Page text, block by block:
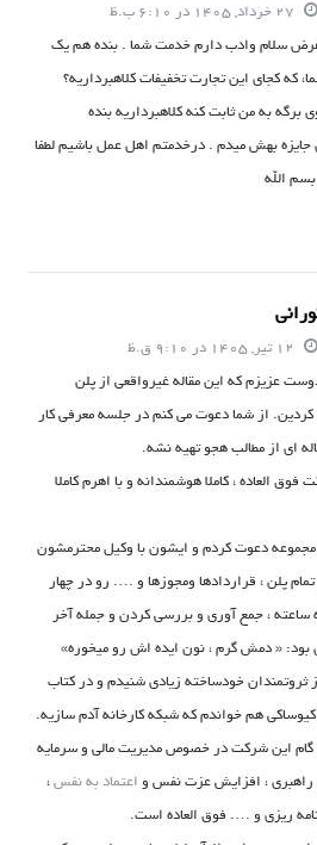
سلام وادب دارم خدمت شما . بنده هم یک
که کجای این تجارت تخفیفات کلاهبرداریه؟
به من ثابت کنه کلاهبرداریه بنده
جایزه بهش میدم . درخدمتم اهل عمل باشیم لطفا
الله
عزیزم که این مقاله غیرواقعی از پلن
کردین. از شما دعوت می کنم در جلسه معرفی کار
ای از مطالب هجو تهیه نشه.
العاده ، کاملا هوشمندانه و با اهرم کاملا
دعوت کردم و ایشون با وکیل محترمشون
پلن ، قراردادها ومجوزها و …. رو در چهار
، جمع آوری و بررسی کردن و جمله آخر
بود: « دمش گرم ، نون ایده اش رو میخوره»
ثروتمندان خودساخته زیادی شنیدم و در کتاب
هم خواندم که شبکه کارخانه آدم سازیه.
گام این شرکت در خصوص مدیریت مالی و سرمایه
راهبری ، افزایش عزت نفس و اعتماد به نفس،
ریزی و …. فوق العاده است.